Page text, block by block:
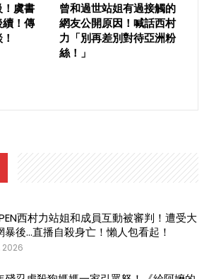
虞書
！傳
曾和過世站姐有過接觸的
網友公開原因！喊話西村
力「別再差別對待亞洲粉
絲！」
西村力站姐和成員互動被審判！遭受大
暴後…直播自殺身亡！懶人包看起！
2026